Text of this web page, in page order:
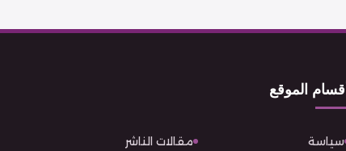
أقسام الموقع
سياسة مقالات الناشر